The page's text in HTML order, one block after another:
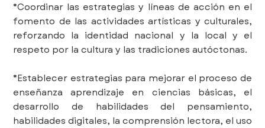
*Coordinar las estrategias y líneas de acción en el
fomento de las actividades artísticas y culturales,
reforzando la identidad nacional y la local y el
respeto por la cultura y las tradiciones autóctonas.
*Establecer estrategias para mejorar el proceso de
enseñanza aprendizaje en ciencias básicas, el
desarrollo de habilidades del pensamiento,
habilidades digitales, la comprensión lectora, el uso